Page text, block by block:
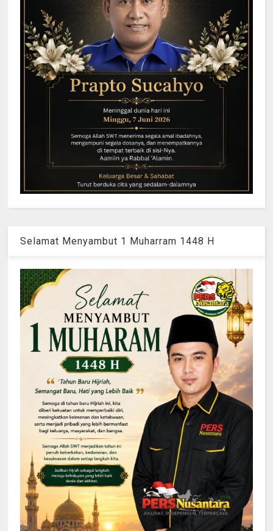
Selamat Menyambut 1 Muharram 1448 H